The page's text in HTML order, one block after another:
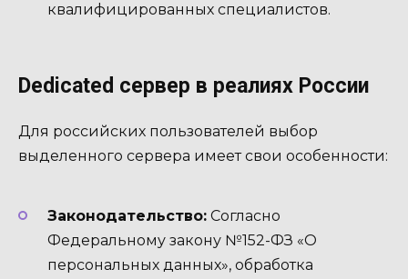
квалифицированных специалистов.
Dedicated сервер в реалиях России
Для российских пользователей выбор
выделенного сервера имеет свои особенности:
Законодательство: Согласно
Федеральному закону №152-ФЗ «О
персональных данных», обработка